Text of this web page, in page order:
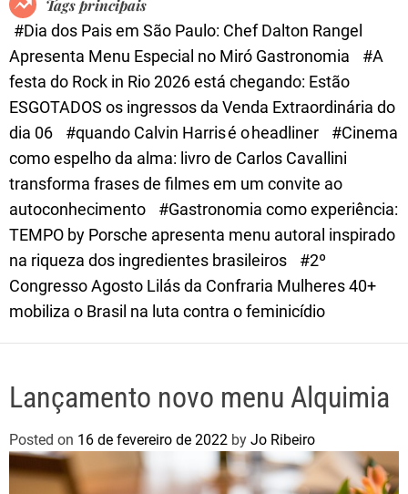
e
Tags principais
#Dia dos Pais em São Paulo: Chef Dalton Rangel
Apresenta Menu Especial no Miró Gastronomia
#A
festa do Rock in Rio 2026 está chegando: Estão
ESGOTADOS os ingressos da Venda Extraordinária do
dia 06
#quando Calvin Harris é o headliner
#Cinema
como espelho da alma: livro de Carlos Cavallini
transforma frases de filmes em um convite ao
autoconhecimento
#Gastronomia como experiência:
TEMPO by Porsche apresenta menu autoral inspirado
na riqueza dos ingredientes brasileiros
#2º
Congresso Agosto Lilás da Confraria Mulheres 40+
mobiliza o Brasil na luta contra o feminicídio
Lançamento novo menu Alquimia
Posted on 16 de fevereiro de 2022 by Jo Ribeiro